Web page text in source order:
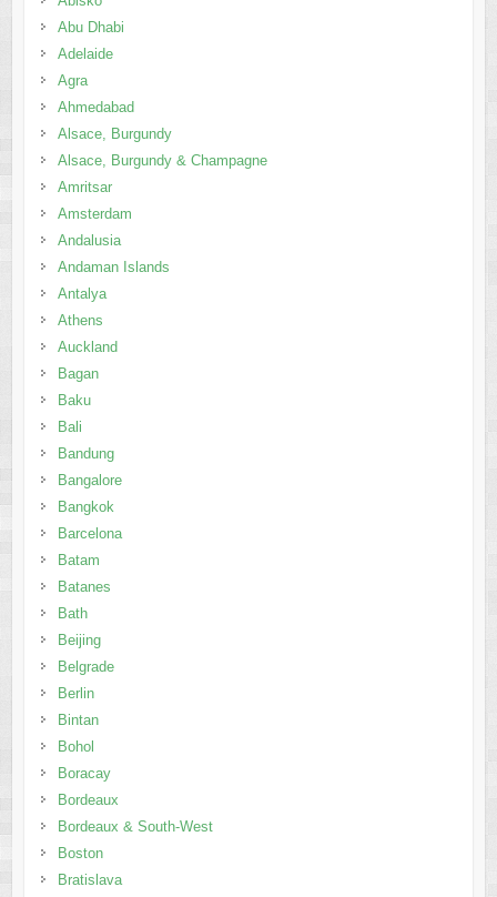
Abu Dhabi
Adelaide
Agra
Ahmedabad
Alsace, Burgundy
Alsace, Burgundy & Champagne
Amritsar
Amsterdam
Andalusia
Andaman Islands
Antalya
Athens
Auckland
Bagan
Baku
Bali
Bandung
Bangalore
Bangkok
Barcelona
Batam
Batanes
Bath
Beijing
Belgrade
Berlin
Bintan
Bohol
Boracay
Bordeaux
Bordeaux & South-West
Boston
Bratislava